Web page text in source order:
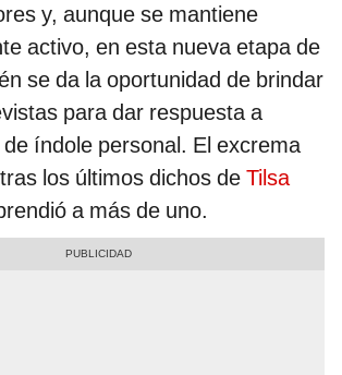
y, aunque se mantiene
activo, en esta nueva etapa de
se da la oportunidad de brindar
para dar respuesta a
índole personal. El excrema
los últimos dichos de Tilsa
a más de uno.